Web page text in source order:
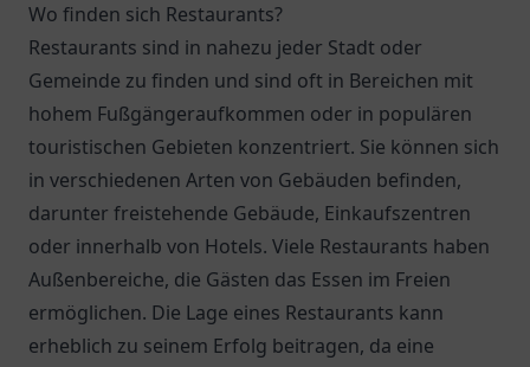
Wo finden sich Restaurants?
Restaurants sind in nahezu jeder Stadt oder
Gemeinde zu finden und sind oft in Bereichen mit
hohem Fußgängeraufkommen oder in populären
touristischen Gebieten konzentriert. Sie können sich
in verschiedenen Arten von Gebäuden befinden,
darunter freistehende Gebäude, Einkaufszentren
oder innerhalb von Hotels. Viele Restaurants haben
Außenbereiche, die Gästen das Essen im Freien
ermöglichen. Die Lage eines Restaurants kann
erheblich zu seinem Erfolg beitragen, da eine